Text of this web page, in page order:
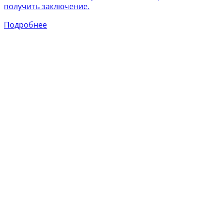
получить заключение.
Подробнее